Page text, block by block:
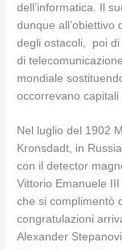
dell’informatica. Il
dunque all’obiettivo
degli ostacoli, poi di
di
mondiale
occorrevano capitali
Nel luglio del 1902
Kronsdadt, in
con il detector
Vittorio Emanuele
che si complimentò
congratulazioni
Alexander